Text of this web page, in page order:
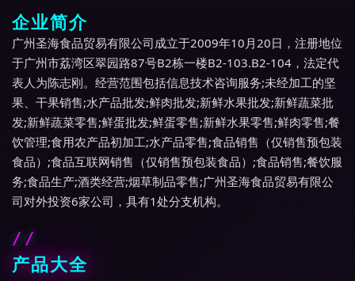
企业简介
广州圣海食品贸易有限公司成立于2009年10月20日，注册地位
于广州市荔湾区翠园路87号B2栋一楼B2-103.B2-104，法定代
表人为陈志刚。经营范围包括信息技术咨询服务;未经加工的坚
果、干果销售;水产品批发;鲜肉批发;新鲜水果批发;新鲜蔬菜批
发;新鲜蔬菜零售;鲜蛋批发;鲜蛋零售;新鲜水果零售;鲜肉零售;餐
饮管理;食用农产品初加工;水产品零售;食品销售（仅销售预包装
食品）;食品互联网销售（仅销售预包装食品）;食品销售;餐饮服
务;食品生产;酒类经营;烟草制品零售;广州圣海食品贸易有限公
司对外投资6家公司，具有1处分支机构。
产品大全